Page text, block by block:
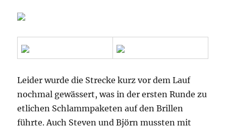
Leider wurde die Strecke kurz vor dem Lauf
nochmal gewässert, was in der ersten Runde zu
etlichen Schlammpaketen auf den Brillen
führte. Auch Steven und Björn mussten mit